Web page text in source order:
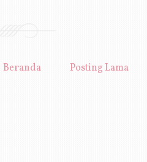
Posting Lama
Beranda